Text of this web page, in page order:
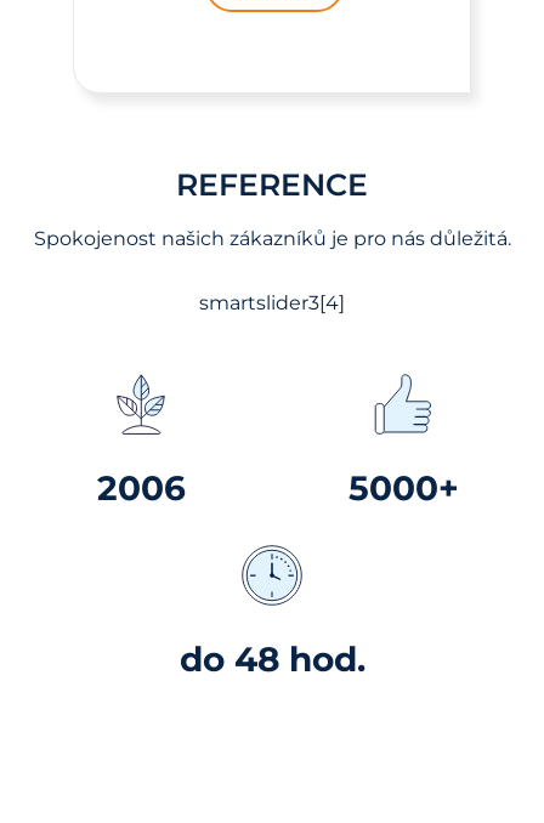
REFERENCE
Spokojenost našich zákazníků je pro nás důležitá.
smartslider3[4]
2006 5000+
do 48 hod.